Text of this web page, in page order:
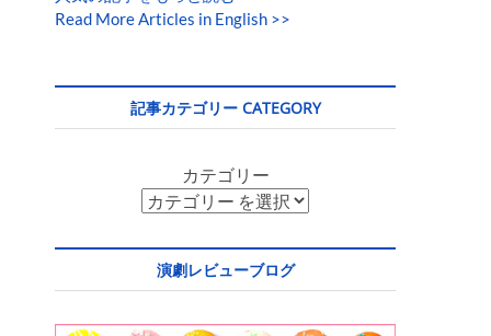
Read More Articles in English >>
記事カテゴリー CATEGORY
カテゴリー
演劇レビューブログ